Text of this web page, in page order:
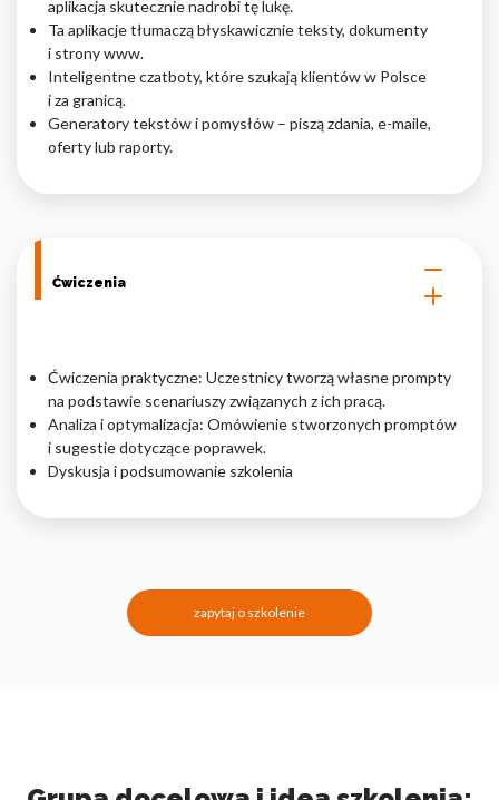
aplikacja skutecznie nadrobi tę lukę.
Ta aplikacje tłumaczą błyskawicznie teksty, dokumenty
i strony www.
Inteligentne czatboty, które szukają klientów w Polsce
i za granicą.
Generatory tekstów i pomysłów – piszą zdania, e-maile,
oferty lub raporty.
Ćwiczenia
Ćwiczenia praktyczne: Uczestnicy tworzą własne prompty
na podstawie scenariuszy związanych z ich pracą.
Analiza i optymalizacja: Omówienie stworzonych promptów
i sugestie dotyczące poprawek.
Dyskusja i podsumowanie szkolenia
zapytaj o szkolenie